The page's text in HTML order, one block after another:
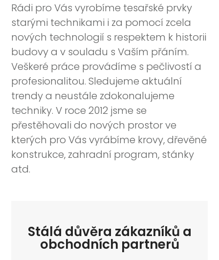
Rádi pro Vás vyrobíme tesařské prvky
starými technikami i za pomocí zcela
nových technologií s respektem k historii
budovy a v souladu s Vaším přáním.
Veškeré práce provádíme s pečlivostí a
profesionalitou. Sledujeme aktuální
trendy a neustále zdokonalujeme
techniky. V roce 2012 jsme se
přestěhovali do nových prostor ve
kterých pro Vás vyrábíme krovy, dřevěné
konstrukce, zahradní program, stánky
atd.
Stálá důvěra zákazníků a
obchodních partnerů